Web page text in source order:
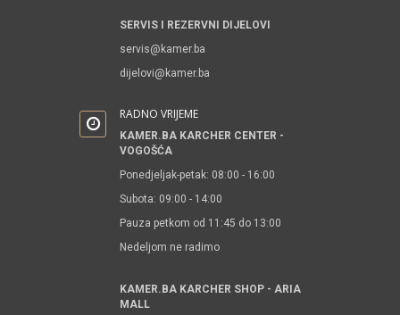
SERVIS I REZERVNI DIJELOVI
servis@kamer.ba
dijelovi@kamer.ba
RADNO VRIJEME
KAMER.BA KARCHER CENTER -
VOGOŠĆA
Ponedjeljak-petak: 08:00 - 16:00
Subota: 09:00 - 14:00
Pauza petkom od 11:45 do 13:00
Nedeljom ne radimo
KAMER.BA KARCHER SHOP - ARIA
MALL